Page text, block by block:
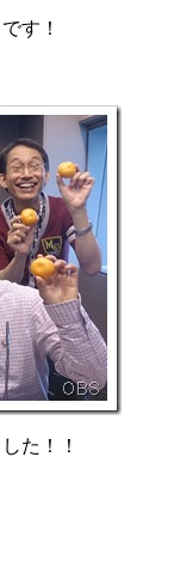
す！
た！！